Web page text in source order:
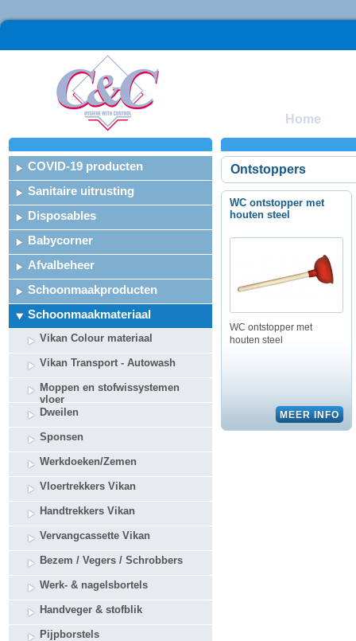
Home
COVID-19 producten
Sanitaire uitrusting
Disposables
Babycorner
Afvalbeheer
Schoonmaakproducten
Schoonmaakmateriaal
Vikan Colour materiaal
Vikan Transport - Autowash
Moppen en stofwissystemen
vloer
Dweilen
Sponsen
Werkdoeken/Zemen
Vloertrekkers Vikan
Handtrekkers Vikan
Vervangcassette Vikan
Bezem / Vegers / Schrobbers
Werk- & nagelsbortels
Handveger & stofblik
Pijpborstels
Ontstoppers
WC ontstopper met
houten steel
WC ontstopper met
houten steel